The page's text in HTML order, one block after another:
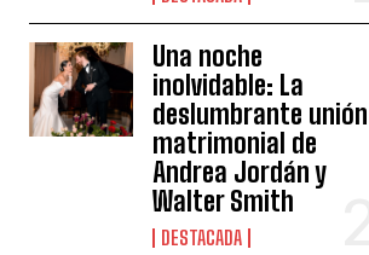
Una noche
inolvidable: La
deslumbrante unión
matrimonial de
Andrea Jordán y
Walter Smith
DESTACADA